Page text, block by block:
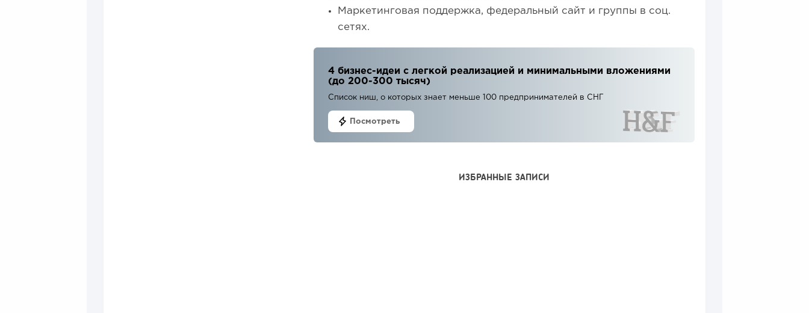
Маркетинговая поддержка, федеральный сайт и группы в соц.
сетях.
4 бизнес-идеи с легкой реализацией и минимальными вложениями
(до 200-300 тысяч)
Список ниш, о которых знает меньше 100 предпринимателей в СНГ
Посмотреть
ИЗБРАННЫЕ ЗАПИСИ